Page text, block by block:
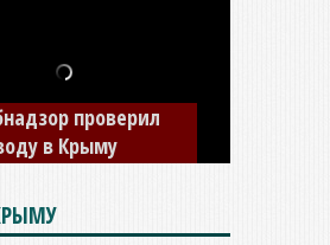
Саки
—
по штрафам